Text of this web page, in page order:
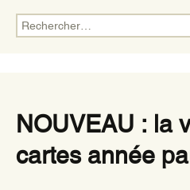
Rechercher :
NOUVEAU : la
cartes année